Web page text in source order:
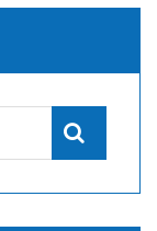
Search